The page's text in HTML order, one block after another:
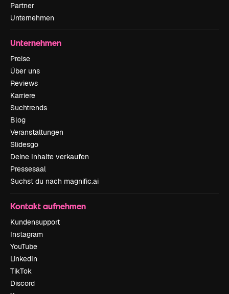
Partner
Unternehmen
Unternehmen
Preise
Über uns
Reviews
Karriere
Suchtrends
Blog
Veranstaltungen
Slidesgo
Deine Inhalte verkaufen
Pressesaal
Suchst du nach magnific.ai
Kontakt aufnehmen
Kundensupport
Instagram
YouTube
LinkedIn
TikTok
Discord